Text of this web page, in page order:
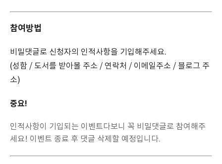
참여방법
비밀댓글로 신청자의 인적사항을 기입해주세요.
(성함 / 도서를 받아볼 주소 / 연락처 / 이메일주소 / 블로그 주
소)
중요!
인적사항이 기입되는 이벤트다보니 꼭 비밀댓글로 참여해주
세요! 이벤트 종료 후 댓글 삭제할 예정입니다.